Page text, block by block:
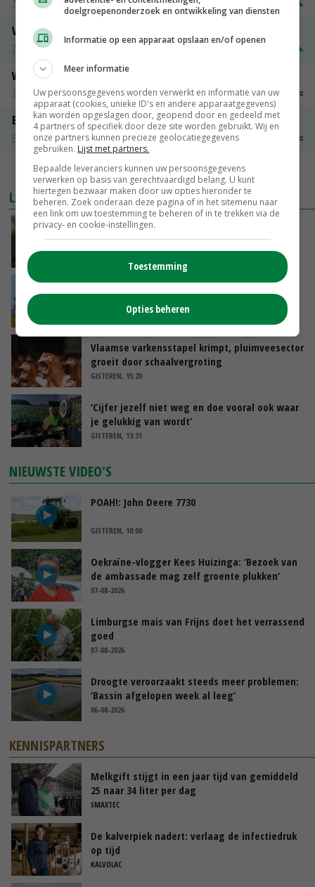
Zuivel weekprijzen
€ 7,00
Volle melkpoeder
Zuivel weekprijzen
€ 345,00
Weipoeder
Zuivel weekprijzen
€ 134,00 € 0,00
Boeren Gouda 12 kg
Boerenkaas
€ 6,05
MEER MARKTPRIJZEN
LAATSTE NIEUWS
‘Samenwerking A-ware en Amalthea gaat
zorgen voor meer balans’
Internationale vraag naar geitenzuivel blijft
GISTEREN, 15:33
Vlaamse varkensstapel krimpt, pluimveesector
groeit door schaalvergroting
GISTEREN, 15:20
‘Cijfer jezelf niet weg en doe vooral ook waar
je gelukkig van wordt’
GISTEREN, 13:31
NIEUWSTE VIDEO'S
POAH!: John Deere 7730
GISTEREN, 10:00
Oekraïne-vlogger Kees Huizinga: ‘Bezoek van
de ambassade mag zelf groente plukken’
07-08-2026
Limburgse mais van Frijns doet het verrassend
goed
07-08-2026
Droogte veroorzaakt steeds meer problemen:
‘Bassin afgelopen week al leeg’
06-08-2026
KENNISPARTNERS
Melkgift stijgt in een jaar tijd van gemiddeld
25 naar 34 liter per dag
SMAXTEC
De kalverpiek nadert: verlaag de infectiedruk
op tijd
KALVOLAC
doelgroepenonderzoek en ontwikkeling van diensten
Informatie op een apparaat opslaan en/of openen
Meer informatie
Uw persoonsgegevens worden verwerkt en informatie van uw
apparaat (cookies, unieke ID's en andere apparaatgegevens)
kan worden opgeslagen door, geopend door en gedeeld met
4 partners of specifiek door deze site worden gebruikt. Wij en
onze partners kunnen precieze geolocatiegegevens
gebruiken. Lijst met partners.
Bepaalde leveranciers kunnen uw persoonsgegevens
verwerken op basis van gerechtvaardigd belang. U kunt
hiertegen bezwaar maken door uw opties hieronder te
beheren. Zoek onderaan deze pagina of in het sitemenu naar
een link om uw toestemming te beheren of in te trekken via de
privacy- en cookie-instellingen.
Toestemming
Opties beheren